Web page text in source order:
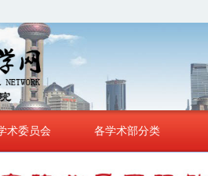
针刀医学研究院
术委员会 各学术部分类